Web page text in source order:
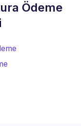
Ödeme